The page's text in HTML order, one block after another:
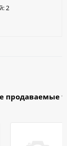
2
продаваемые